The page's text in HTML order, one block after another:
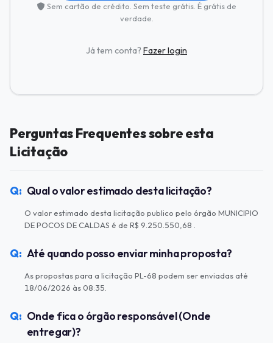
Sem cartão de crédito. Sem teste grátis. É grátis de
verdade.
Já tem conta? Fazer login
Perguntas Frequentes sobre esta
Licitação
Qual o valor estimado desta licitação?
O valor estimado desta licitação publico pelo órgão MUNICIPIO
DE POCOS DE CALDAS é de R$ 9.250.550,68 .
Até quando posso enviar minha proposta?
As propostas para a licitação PL-68 podem ser enviadas até
18/06/2026 às 08:35.
Onde fica o órgão responsável (Onde
entregar)?